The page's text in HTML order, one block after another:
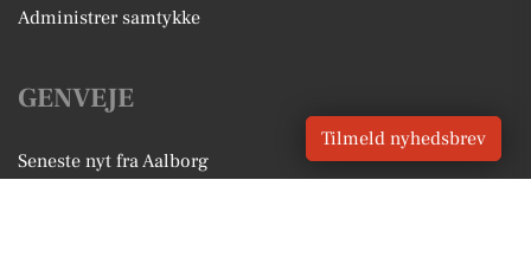
Administrer samtykke
GENVEJE
Seneste nyt fra Aalborg
Tilmeld nyhedsbrev